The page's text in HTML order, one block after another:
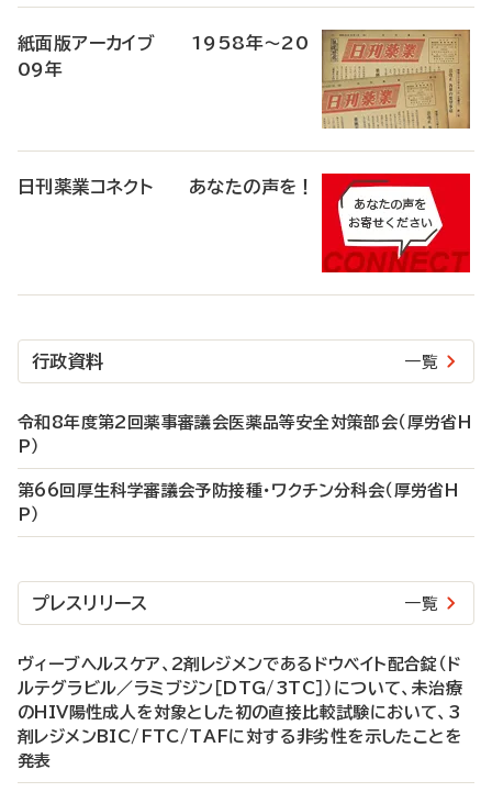
紙面版アーカイブ 1958年～20
09年
日刊薬業コネクト あなたの声を！
行政資料 一覧
令和8年度第2回薬事審議会医薬品等安全対策部会（厚労省H
P）
第66回厚生科学審議会予防接種・ワクチン分科会（厚労省H
P）
プレスリリース 一覧
ヴィーブヘルスケア、2剤レジメンであるドウベイト配合錠（ド
ルテグラビル／ラミブジン［DTG/3TC］）について、未治療
のHIV陽性成人を対象とした初の直接比較試験において、3
剤レジメンBIC/FTC/TAFに対する非劣性を示したことを
発表